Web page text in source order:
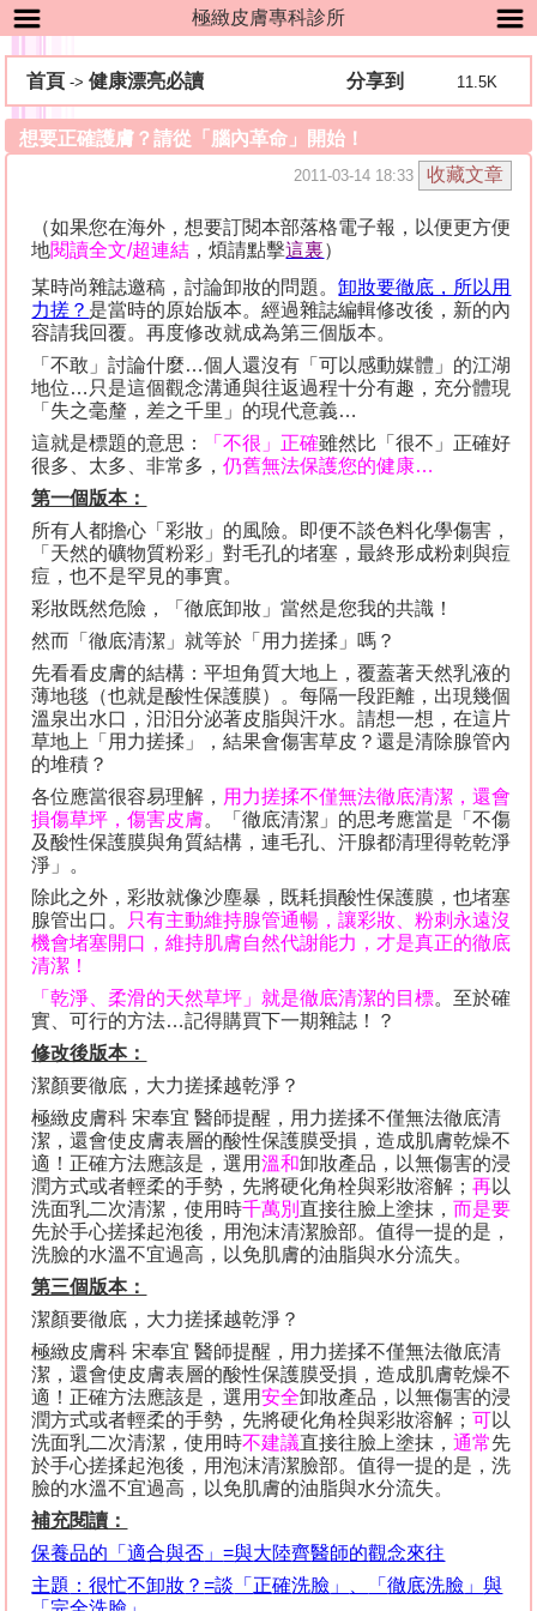
極緻皮膚專科診所
首頁 ->健康漂亮必讀 分享到 11.5K
想要正確護膚？請從「腦內革命」開始！
2011-03-14 18:33
（如果您在海外，想要訂閱本部落格電子報，以便更方便
地閱讀全文/超連結 ，煩請點擊這裏）
某時尚雜誌邀稿，討論卸妝的問題。卸妝要徹底，所以用
力搓？ 是當時的原始版本。經過雜誌編輯修改後，新的內
容請我回覆。再度修改就成為第三個版本。
「不敢」討論什麼…個人還沒有「可以感動媒體」的江湖
地位… 只是這個觀念溝通與往返過程十分有趣，充分體現
「失之毫釐，差之千里」的現代意義…
這就是標題的意思：
「不很」正確雖然比「很不」正確好
很多、太多、非常多，仍舊無法保護您的健康…
第一個版本：
所有人都擔心「彩妝」的風險。即便不談色料化學傷害，
「天然的礦物質粉彩」對毛孔的堵塞，最終形成粉刺與痘
痘，也不是罕見的事實。
彩妝既然危險，「徹底卸妝」當然是您我的共識！
然而「徹底清潔」就等於「用力搓揉」嗎？
先看看皮膚的結構：平坦角質大地上，覆蓋著天然乳液的
薄地毯（也就是酸性保護膜）。每隔一段距離，出現幾個
溫泉出水口，汨汨分泌著皮脂與汗水。請想一想，在這片
草地上「用力搓揉」，結果會傷害草皮？還是清除腺管內
的堆積？
各位應當很容易理解， 用力搓揉不僅無法徹底清潔，還會
損傷草坪，傷害皮膚。「徹底清潔」的思考應當是「不傷
及酸性保護膜與角質結構，連毛孔、汗腺都清理得乾乾淨
淨」。
除此之外，彩妝就像沙塵暴，既耗損酸性保護膜，也堵塞
腺管出口。 只有主動維持腺管通暢，讓彩妝、粉刺永遠沒
機會堵塞開口，維持肌膚自然代謝能力，才是真正的徹底
清潔！
「乾淨、柔滑的天然草坪」就是徹底清潔的目標。至於確
實、可行的方法…記得購買下一期雜誌！？
修改後版本：
潔顏要徹底，大力搓揉越乾淨？
極緻皮膚科 宋奉宜 醫師提醒，用力搓揉不僅無法徹底清
潔，還會使皮膚表層的酸性保護膜受損，造成肌膚乾燥不
適！正確方法應該是，選用溫和卸妝產品，以無傷害的浸
潤方式或者輕柔的手勢，先將硬化角栓與彩妝溶解；再以
洗面乳二次清潔，使用時千萬別直接往臉上塗抹，而是要
先於手心搓揉起泡後，用泡沫清潔臉部。值得一提的是，
洗臉的水溫不宜過高，以免肌膚的油脂與水分流失。
第三個版本：
潔顏要徹底，大力搓揉越乾淨？
極緻皮膚科 宋奉宜 醫師提醒，用力搓揉不僅無法徹底清
潔，還會使皮膚表層的酸性保護膜受損，造成肌膚乾燥不
適！正確方法應該是，選用安全卸妝產品，以無傷害的浸
潤方式或者輕柔的手勢，先將硬化角栓與彩妝溶解；可以
洗面乳二次清潔，使用時不建議直接往臉上塗抹，通常先
於手心搓揉起泡後，用泡沫清潔臉部。值得一提的是，洗
臉的水溫不宜過高，以免肌膚的油脂與水分流失。
補充閱讀：
保養品的「適合與否 」=與大陸齊醫師的觀念來往
主題 ：很忙不卸妝 ？=談 「 正確洗臉 」 「徹底洗臉 」與